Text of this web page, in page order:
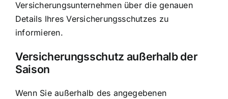
Versicherungsunternehmen über die genauen
Details Ihres Versicherungsschutzes zu
informieren.
Versicherungsschutz außerhalb der
Saison
Wenn Sie außerhalb des angegebenen